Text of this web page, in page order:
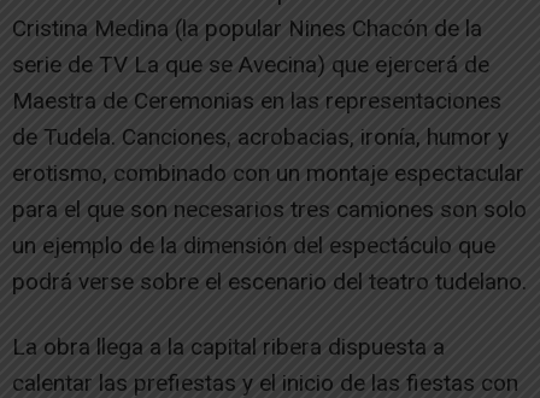
Cristina Medina (la popular Nines Chacón de la
serie de TV La que se Avecina) que ejercerá de
Maestra de Ceremonias en las representaciones
de Tudela. Canciones, acrobacias, ironía, humor y
erotismo, combinado con un montaje espectacular
para el que son necesarios tres camiones son solo
un ejemplo de la dimensión del espectáculo que
podrá verse sobre el escenario del teatro tudelano.
La obra llega a la capital ribera dispuesta a
calentar las prefiestas y el inicio de las fiestas con